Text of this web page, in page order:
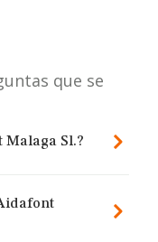
que se
Malaga Sl.?